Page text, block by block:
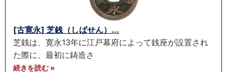
[古寛永] 芝銭（しばせん）...
芝銭は、寛永13年に江戸幕府によって銭座が設置され
た際に、最初に鋳造さ
続きを読む »